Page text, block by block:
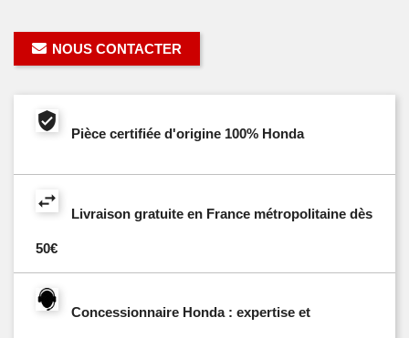
NOUS CONTACTER
Pièce certifiée d'origine 100% Honda
Livraison gratuite en France métropolitaine dès
50€
Concessionnaire Honda : expertise et